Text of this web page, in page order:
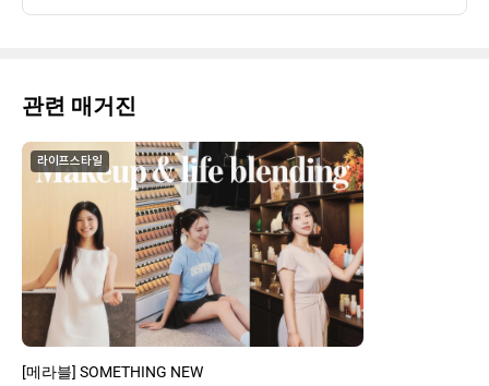
관련 매거진
라이프스타일
[메라블] SOMETHING NEW